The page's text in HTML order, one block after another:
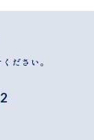
ださい。